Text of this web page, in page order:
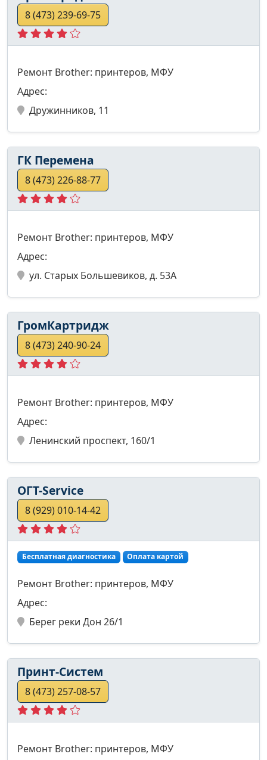
8 (473) 239-69-75
Ремонт Brother: принтеров, МФУ
Адрес:
Дружинников, 11
ГК Перемена
8 (473) 226-88-77
Ремонт Brother: принтеров, МФУ
Адрес:
ул. Старых Большевиков, д. 53А
ГромКартридж
8 (473) 240-90-24
Ремонт Brother: принтеров, МФУ
Адрес:
Ленинский проспект, 160/1
ОГТ-Service
8 (929) 010-14-42
Бесплатная диагностика Оплата картой
Ремонт Brother: принтеров, МФУ
Адрес:
Берег реки Дон 26/1
Принт-Систем
8 (473) 257-08-57
Ремонт Brother: принтеров, МФУ